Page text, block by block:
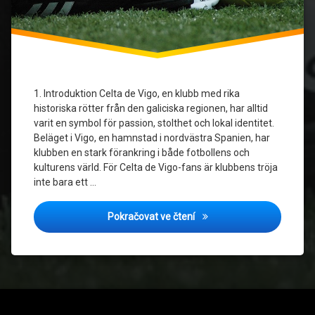
1. Introduktion Celta de Vigo, en klubb med rika
historiska rötter från den galiciska regionen, har alltid
varit en symbol för passion, stolthet och lokal identitet.
Beläget i Vigo, en hamnstad i nordvästra Spanien, har
klubben en stark förankring i både fotbollens och
kulturens värld. För Celta de Vigo-fans är klubbens tröja
inte bara ett …
Pokračovat ve čteníHur Celta de Vigos tröjor
Tröjor
genom
tiderna